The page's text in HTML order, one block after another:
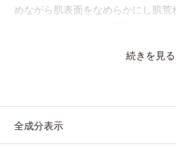
めながら肌表面をなめらかにし肌
とり感がずっと続きます。
続きを見る
全成分表示